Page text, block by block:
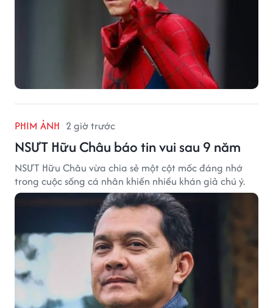
PHIM ẢNH 2 giờ trước
NSƯT Hữu Châu báo tin vui sau 9 năm
NSƯT Hữu Châu vừa chia sẻ một cột mốc đáng nhớ
trong cuộc sống cá nhân khiến nhiều khán giả chú ý.